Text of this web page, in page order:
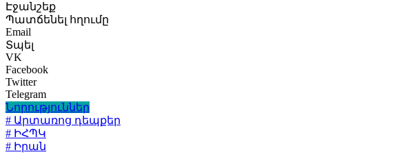
Էջանշեք
Պատճենել հղումը
Email
Տպել
VK
Facebook
Twitter
Telegram
Նորություններ
# Արտառոց դեպքեր
# ԻՀՊԿ
# Իրան